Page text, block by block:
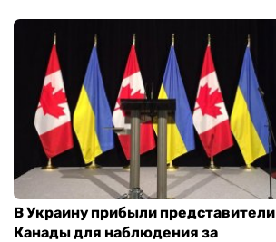
В Украину прибыли представители
Канады для наблюдения за